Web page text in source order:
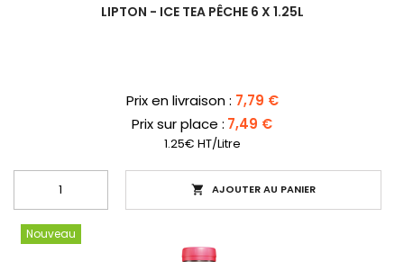
LIPTON - ICE TEA PÊCHE 6 X 1.25L
Prix
Prix en livraison : 7,79 €
Prix sur place : 7,49 €
1.25€ HT/Litre
 AJOUTER AU PANIER
Nouveau